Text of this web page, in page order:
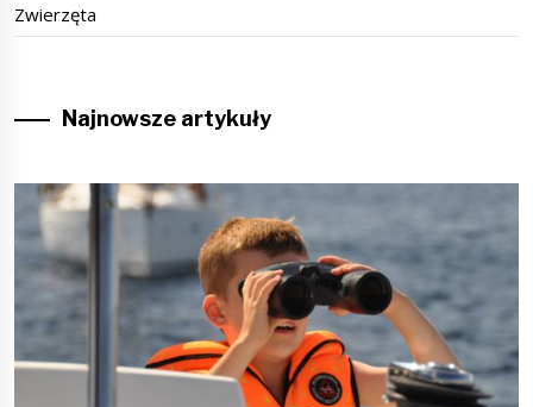
Zwierzęta
Najnowsze artykuły